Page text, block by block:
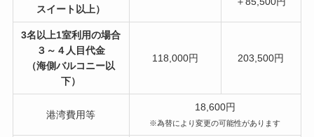
スイート以上）
3名以上1室利用の場合
３～４人目代金
（海側バルコニー以
下）
118,000円 203,500円
港湾費用等
18,600円
※為替により変更の可能性があります